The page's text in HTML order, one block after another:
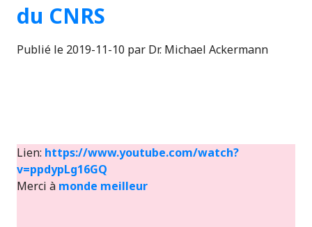
du CNRS
Publié le 2019-11-10 par Dr. Michael Ackermann
Lien: https://www.youtube.com/watch?
v=ppdypLg16GQ
Merci à monde meilleur